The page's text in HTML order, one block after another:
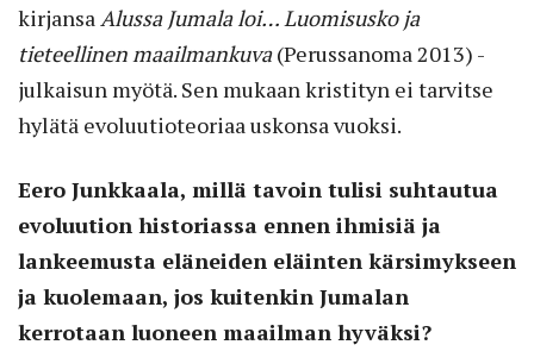
kirjansa Alussa Jumala loi… Luomisusko ja
tieteellinen maailmankuva(Perussanoma 2013) -
julkaisun myötä. Sen mukaan kristityn ei tarvitse
hylätä evoluutioteoriaa uskonsa vuoksi.
Eero Junkkaala, millä tavoin tulisi suhtautua
evoluution historiassa ennen ihmisiä ja
lankeemusta eläneiden eläinten kärsimykseen
ja kuolemaan, jos kuitenkin Jumalan
kerrotaan luoneen maailman hyväksi?